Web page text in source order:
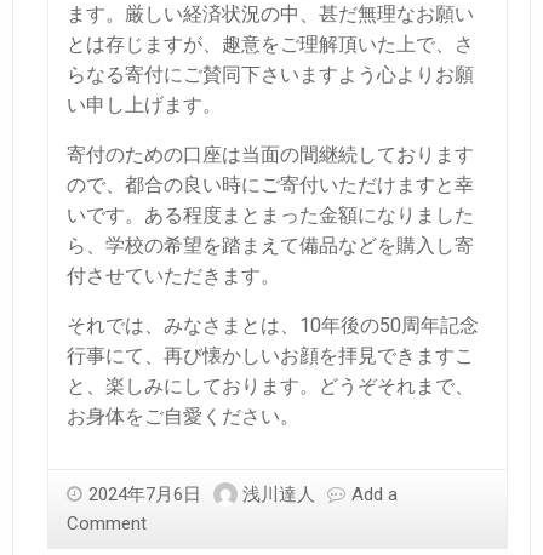
ます。厳しい経済状況の中、甚だ無理なお願い
とは存じますが、趣意をご理解頂いた上で、さ
らなる寄付にご賛同下さいますよう心よりお願
い申し上げます。
寄付のための口座は当面の間継続しております
ので、都合の良い時にご寄付いただけますと幸
いです。ある程度まとまった金額になりました
ら、学校の希望を踏まえて備品などを購入し寄
付させていただきます。
それでは、みなさまとは、10年後の50周年記念
行事にて、再び懐かしいお顔を拝見できますこ
と、楽しみにしております。どうぞそれまで、
お身体をご自愛ください。
2024年7月6日 浅川達人
Add a
Comment